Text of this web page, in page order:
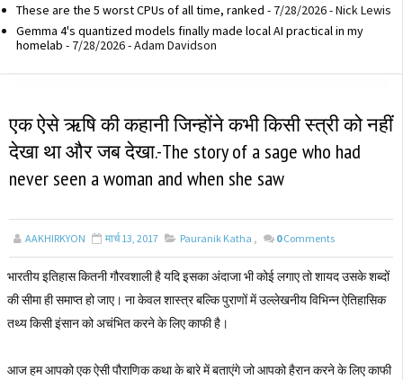
These are the 5 worst CPUs of all time, ranked - 7/28/2026- Nick Lewis
Gemma 4's quantized models finally made local AI practical in my
homelab - 7/28/2026- Adam Davidson
एक ऐसे ऋषि की कहानी जिन्होंने कभी किसी स्त्री को नहीं
देखा था और जब देखा.-The story of a sage who had
never seen a woman and when she saw
AAKHIRKYON मार्च 13, 2017 Pauranik Katha , 0 Comments
भारतीय इतिहास कितनी गौरवशाली है यदि इसका अंदाजा भी कोई लगाए तो शायद उसके शब्दों
की सीमा ही समाप्त हो जाए। ना केवल शास्त्र बल्कि पुराणों में उल्लेखनीय विभिन्न ऐतिहासिक
तथ्य किसी इंसान को अचंभित करने के लिए काफी है।
आज हम आपको एक ऐसी पौराणिक कथा के बारे में बताएंगे जो आपको हैरान करने के लिए काफी